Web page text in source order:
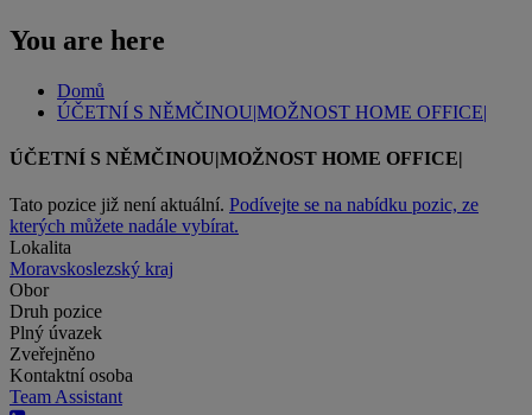
You are here
Domů
ÚČETNÍ S NĚMČINOU|MOŽNOST HOME OFFICE|
ÚČETNÍ S NĚMČINOU|MOŽNOST HOME OFFICE|
Tato pozice již není aktuální. Podívejte se na nabídku pozic, ze
kterých můžete nadále vybírat.
Lokalita
Moravskoslezský kraj
Obor
Druh pozice
Plný úvazek
Zveřejněno
Kontaktní osoba
Team Assistant